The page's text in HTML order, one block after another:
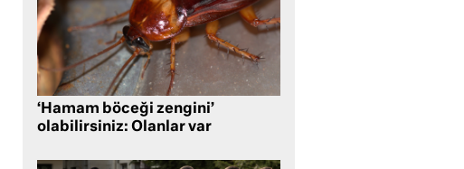
‘Hamam böceği zengini’
olabilirsiniz: Olanlar var